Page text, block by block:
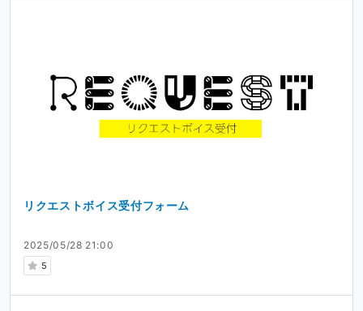
2025/05/28 21:00
5
リクエストボイス受付フォーム